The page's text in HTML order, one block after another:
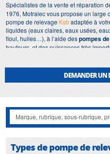
Spécialistes de la vente et réparation
1976, Motralec vous propose un large
pompe de relevage Ksbadaptée à
liquides (eaux claires, eaux usées,
fioul, huiles…), à l’aide despompes
hauteurs, et des puissances très
nouvelles solutions et de nouveaux
DEMANDER UN
Types de pompe de